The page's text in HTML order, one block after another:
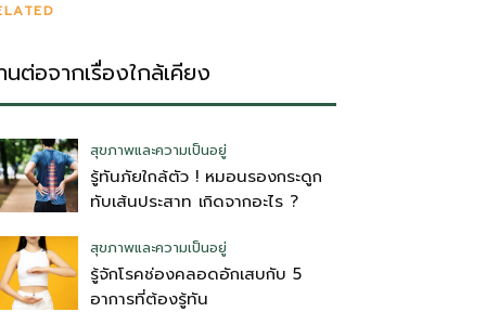
นต่อจากเรื่องใกล้เคียง
สุขภาพและความเป็นอยู่
รู้ทันภัยใกล้ตัว ! หมอนรองกระดูก
ทับเส้นประสาท เกิดจากอะไร ?
สุขภาพและความเป็นอยู่
รู้จักโรคช่องคลอดอักเสบกับ 5
อาการที่ต้องรู้ทัน